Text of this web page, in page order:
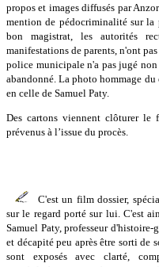
propos et images diffusés par
mention de pédocriminalité sur la
bon magistrat, les autorités
manifestations de parents, n'ont
police municipale n'a pas jugé non
abandonné. La photo hommage
en celle de Samuel Paty.
Des cartons viennent clôturer le
prévenus à l’issue du procès.
C'est un film dossier,
sur le regard porté sur lui. C'est
Samuel Paty, professeur d'histoire-
et décapité peu après être sorti de
sont exposés avec clarté,